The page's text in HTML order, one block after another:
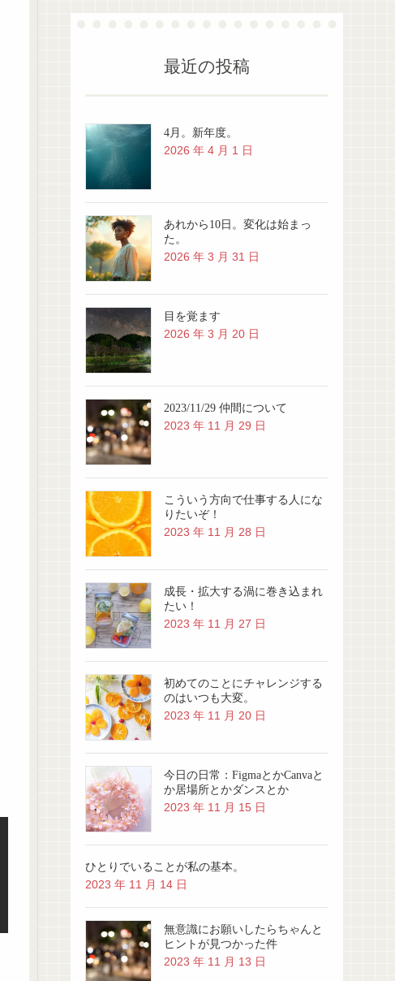
最近の投稿
4月。新年度。
2026 年 4 月 1 日
あれから10日。変化は始まっ
た。
2026 年 3 月 31 日
目を覚ます
2026 年 3 月 20 日
2023/11/29 仲間について
2023 年 11 月 29 日
こういう方向で仕事する人にな
りたいぞ！
2023 年 11 月 28 日
成長・拡大する渦に巻き込まれ
たい！
2023 年 11 月 27 日
初めてのことにチャレンジする
のはいつも大変。
2023 年 11 月 20 日
今日の日常：FigmaとかCanvaと
か居場所とかダンスとか
2023 年 11 月 15 日
ひとりでいることが私の基本。
2023 年 11 月 14 日
無意識にお願いしたらちゃんと
ヒントが見つかった件
2023 年 11 月 13 日